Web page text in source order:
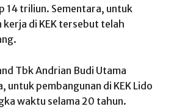
14 triliun. Sementara, untuk
di KEK tersebut telah
Tbk Andrian Budi Utama
untuk pembangunan di KEK Lido
waktu selama 20 tahun.